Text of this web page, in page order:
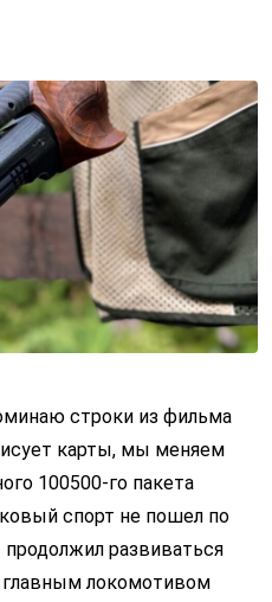
строки из фильма
карты, мы меняем
100500-го пакета
спорт не пошел по
продолжил развиваться
локомотивом